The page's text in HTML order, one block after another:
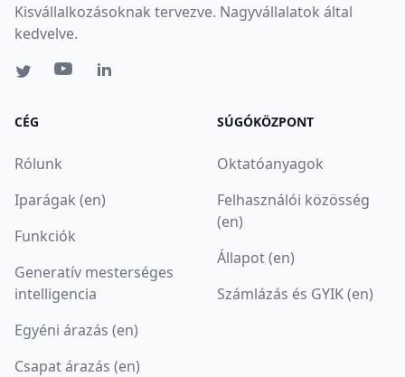
Kisvállalkozásoknak tervezve. Nagyvállalatok által
kedvelve.
CÉG
Rólunk
Iparágak (en)
Funkciók
Generatív mesterséges
intelligencia
Egyéni árazás (en)
Csapat árazás (en)
SÚGÓKÖZPONT
Oktatóanyagok
Felhasználói közösség
(en)
Állapot (en)
Számlázás és GYIK (en)